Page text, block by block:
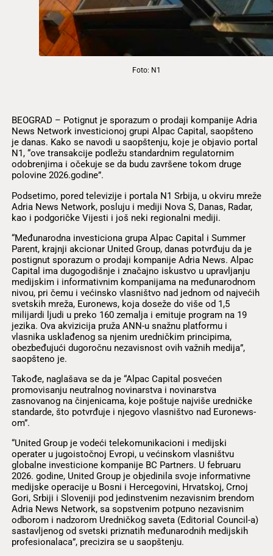
Foto: N1
BEOGRAD – Potignut je sporazum o prodaji kompanije Adria
News Network investicionoj grupi Alpac Capital, saopšteno
je danas. Kako se navodi u saopštenju, koje je objavio portal
N1, “ove transakcije podležu standardnim regulatornim
odobrenjima i očekuje se da budu završene tokom druge
polovine 2026.godine”.
Podsetimo, pored televizije i portala N1 Srbija, u okviru mreže
Adria News Network, posluju i mediji Nova S, Danas, Radar,
kao i podgoričke Vijesti i još neki regionalni mediji.
“Međunarodna investiciona grupa Alpac Capital i Summer
Parent, krajnji akcionar United Group, danas potvrđuju da je
postignut sporazum o prodaji kompanije Adria News. Alpac
Capital ima dugogodišnje i značajno iskustvo u upravljanju
medijskim i informativnim kompanijama na međunarodnom
nivou, pri čemu i većinsko vlasništvo nad jednom od najvećih
svetskih mreža, Euronews, koja doseže do više od 1,5
milijardi ljudi u preko 160 zemalja i emituje program na 19
jezika. Ova akvizicija pruža ANN-u snažnu platformu i
vlasnika usklađenog sa njenim uredničkim principima,
obezbeđujući dugoročnu nezavisnost ovih važnih medija”,
saopšteno je.
Takođe, naglašava se da je “Alpac Capital posvećen
promovisanju neutralnog novinarstva i novinarstva
zasnovanog na činjenicama, koje poštuje najviše uredničke
standarde, što potvrđuje i njegovo vlasništvo nad Euronews-
om”.
“United Group je vodeći telekomunikacioni i medijski
operater u jugoistočnoj Evropi, u većinskom vlasništvu
globalne investicione kompanije BC Partners. U februaru
2026. godine, United Group je objedinila svoje informativne
medijske operacije u Bosni i Hercegovini, Hrvatskoj, Crnoj
Gori, Srbiji i Sloveniji pod jedinstvenim nezavisnim brendom
Adria News Network, sa sopstvenim potpuno nezavisnim
odborom i nadzorom Uredničkog saveta (Editorial Council-a)
sastavljenog od svetski priznatih međunarodnih medijskih
profesionalaca”, precizira se u saopštenju.